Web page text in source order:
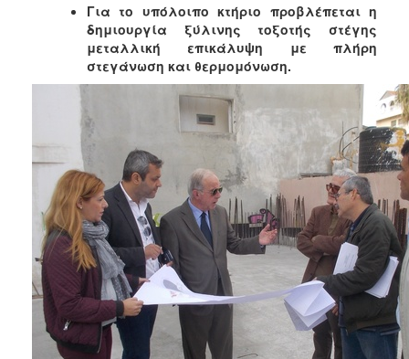
Για το υπόλοιπο κτήριο προβλέπεται η
δημιουργία ξύλινης τοξοτής στέγης
μεταλλική επικάλυψη με πλήρη
στεγάνωση και θερμομόνωση.